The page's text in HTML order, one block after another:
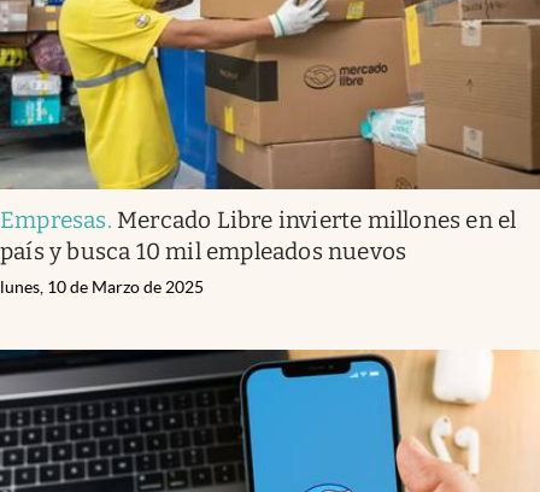
Empresas. Mercado Libre invierte millones en el
país y busca 10 mil empleados nuevos
lunes, 10 de Marzo de 2025